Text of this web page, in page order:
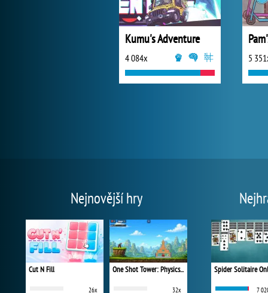
Kumu's Adventure
4 084x 5
Nejnovější hry
Cut N Fill
26x
One Shot Tower: Physics Destroyer
32x
Spider Solitaire
7